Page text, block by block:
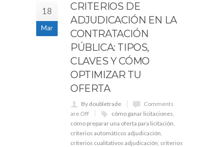
18
Mar
CRITERIOS DE
ADJUDICACIÓN EN LA
CONTRATACIÓN
PÚBLICA: TIPOS,
CLAVES Y CÓMO
OPTIMIZAR TU
OFERTA
By doubletrade
Comments
are Off
cómo ganar licitaciones,
cómo preparar una oferta para licitación,
criterios automáticos adjudicación,
criterios cualitativos adjudicación, criterios